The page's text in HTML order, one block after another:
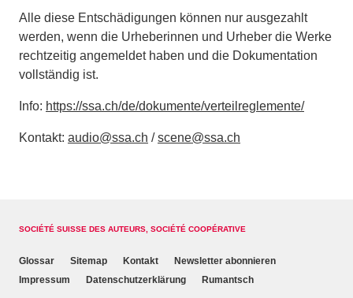
Alle diese Entschädigungen können nur ausgezahlt
werden, wenn die Urheberinnen und Urheber die Werke
rechtzeitig angemeldet haben und die Dokumentation
vollständig ist.
Info: https://ssa.ch/de/dokumente/verteilreglemente/
Kontakt: audio@ssa.ch /scene@ssa.ch
SOCIÉTÉ SUISSE DES AUTEURS, SOCIÉTÉ COOPÉRATIVE
Glossar Sitemap Kontakt
Newsletter abonnieren
Impressum
Datenschutzerklärung Rumantsch